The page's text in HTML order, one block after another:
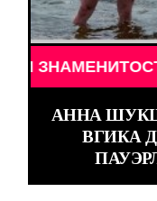
///
АННА
ВГИКА